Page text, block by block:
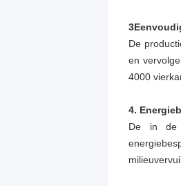
De
en
4000
4.
De in de